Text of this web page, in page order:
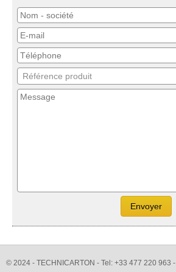
© 2024 - TECHNICARTON - Tel: +33 477 220 963 -